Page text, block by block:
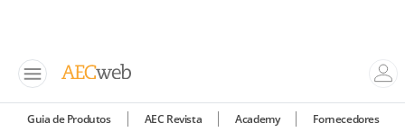
Guia de Produtos AEC Revista Academy Fornecedores